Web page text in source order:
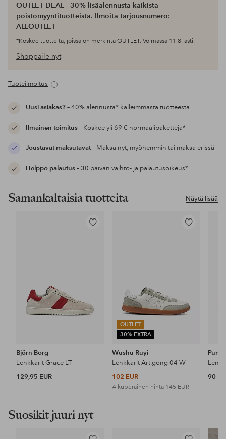
OUTLET DEAL - 30% lisäalennusta kaikista
poistomyyntituotteista. Ilmoita tarjousnumero:
ALLOUTLET
*Koskee tuotteita, joissa on merkintä OUTLET. Voimassa 11.8. asti.
Shoppaile nyt
Tuoteilmoitus
Uusi asiakas?– 40% alennusta* kalleimmasta tuotteesta
Ilmainen toimitus– Koskee yli 69 € normaalipaketteja*
Joustavat maksutavat– Maksa nyt, myöhemmin tai maksa erissä
Helppo palautus– 30 päivän vaihto- ja palautusoikeus*
Näytä lisää
Samankaltaisia tuotteita
Lisää
Björn Borg
Lenkkarit Grace LT
129,95 EUR
OUTLET
30% EXTRA
Lisää
Wushu Ruyi
Lenkkarit Art.gong 04 W
102 EUR
Alkuperäinen hinta 145 EUR
Puma
90
Suosikit juuri nyt